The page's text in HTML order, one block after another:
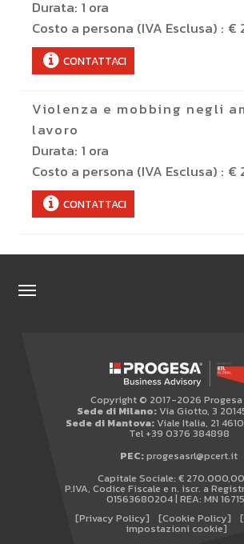
Durata: 1 ora
Costo a persona (IVA Esclusa) : €
CONTATTACI
Violenza e mobbing negli
lavoro
Durata: 1 ora
Costo a persona (IVA Esclusa) : €
CONTATTACI
AREA RISERVATA
WHISTLEBLOWING
Copyright © 2017-2026 Progesa
Sede di Milano:Via Giotto, 3
Sede di Mantova:Viale Italia, 21
Tel +39 0376 384898
PEC:progesasrl@pcert.it
Capitale Sociale: €
P.IVA, Codice Fiscale e n. iscr. a
01563680204 | REA: MN
[Privacy Policy]
[Cookie Policy]
impostazioni cookie]